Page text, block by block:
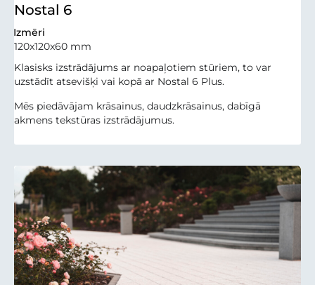
Nostal 6
Izmēri
120x120x60 mm
Klasisks izstrādājums ar noapaļotiem stūriem, to var
uzstādīt atsevišķi vai kopā ar Nostal 6 Plus.
Mēs piedāvājam krāsainus, daudzkrāsainus, dabīgā
akmens tekstūras izstrādājumus.